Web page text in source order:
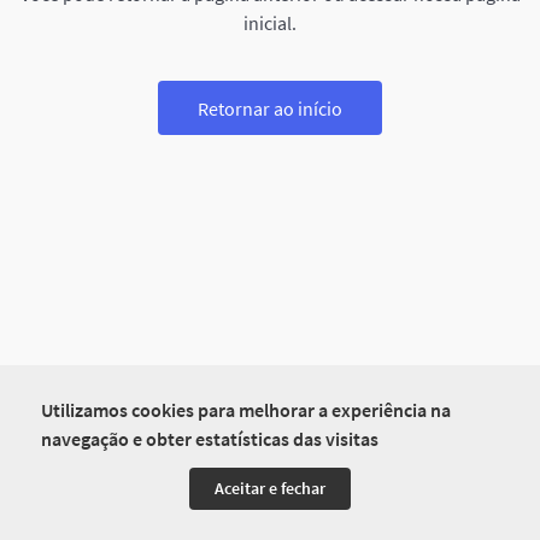
Utilizamos cookies para melhorar a experiência na
navegação e obter estatísticas das visitas
Aceitar e fechar
inicial.
Retornar ao início